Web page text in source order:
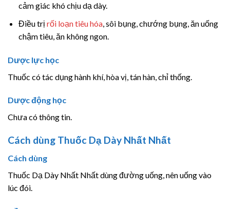
cảm giác khó chịu dạ dày.
Điều trị rối loạn tiêu hóa, sôi bụng, chướng bụng, ăn uống
chậm tiêu, ăn không ngon.
Dược lực học
Thuốc có tác dụng hành khí, hòa vị, tán hàn, chỉ thống.
Dược động học
Chưa có thông tin.
Cách dùng Thuốc Dạ Dày Nhất Nhất
Cách dùng
Thuốc Dạ Dày Nhất Nhất dùng đường uống, nên uống vào
lúc đói.